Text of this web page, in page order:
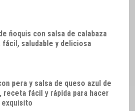
ñoquis con salsa de calabaza
fácil, saludable y deliciosa
pera y salsa de queso azul de
receta fácil y rápida para hacer